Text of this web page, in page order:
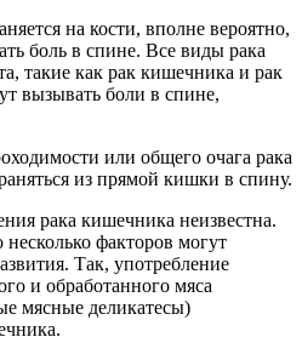
на кости, вполне вероятно,
боль в спине. Все виды рака
такие как рак кишечника и рак
вызывать боли в спине,
или общего очага рака
из прямой кишки в спину.
рака кишечника неизвестна.
факторов могут
Так, употребление
и обработанного мяса
мясные деликатесы)